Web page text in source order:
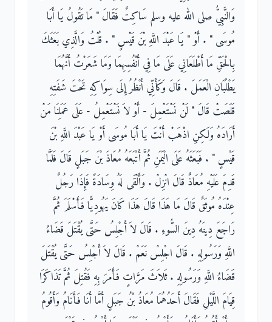
وَالنَّبِيُّ صلى الله عليه وسلم سَاكِتٌ فَقَالَ ‏"‏ مَا تَقُولُ يَا أَبَا
مُوسَى ‏"‏ ‏.‏ أَوْ ‏"‏ يَا عَبْدَ اللَّهِ بْنَ قَيْسٍ ‏"‏ ‏.‏ قُلْتُ وَالَّذِي بَعَثَكَ
بِالْحَقِّ مَا أَطْلَعَانِي عَلَى مَا فِي أَنْفُسِهِمَا وَمَا شَعَرْتُ أَنَّهُمَا
يَطْلُبَانِ الْعَمَلَ ‏.‏ قَالَ وَكَأَنِّي أَنْظُرُ إِلَى سِوَاكِهِ تَحْتَ شَفَتِهِ
قَلَصَتْ قَالَ ‏"‏ لَنْ نَسْتَعْمِلَ - أَوْ لاَ نَسْتَعْمِلُ - عَلَى عَمَلِنَا مَنْ
أَرَادَهُ وَلَكِنِ اذْهَبْ أَنْتَ يَا أَبَا مُوسَى أَوْ يَا عَبْدَ اللَّهِ بْنَ
قَيْسٍ ‏"‏ ‏.‏ فَبَعَثَهُ عَلَى الْيَمَنِ ثُمَّ أَتْبَعَهُ مُعَاذَ بْنَ جَبَلٍ قَالَ فَلَمَّا
قَدِمَ عَلَيْهِ مُعَاذٌ قَالَ انْزِلْ ‏.‏ وَأَلْقَى لَهُ وِسَادَةً فَإِذَا رَجُلٌ
عِنْدَهُ مُوثَقٌ قَالَ مَا هَذَا قَالَ هَذَا كَانَ يَهُودِيًّا فَأَسْلَمَ ثُمَّ
رَاجَعَ دِينَهُ دِينَ السُّوءِ ‏.‏ قَالَ لاَ أَجْلِسُ حَتَّى يُقْتَلَ قَضَاءُ
اللَّهِ وَرَسُولِهِ ‏.‏ قَالَ اجْلِسْ نَعَمْ ‏.‏ قَالَ لاَ أَجْلِسُ حَتَّى يُقْتَلَ
قَضَاءُ اللَّهِ وَرَسُولِهِ ‏.‏ ثَلاَثَ مَرَّاتٍ فَأَمَرَ بِهِ فَقُتِلَ ثُمَّ تَذَاكَرَا
قِيَامَ اللَّيْلِ فَقَالَ أَحَدُهُمَا مُعَاذُ بْنُ جَبَلٍ أَمَّا أَنَا فَأَنَامُ وَأَقُومُ